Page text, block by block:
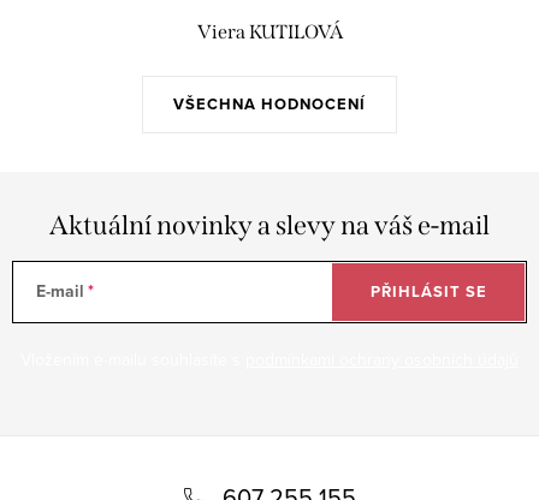
VŠECHNA HODNOCENÍ
Viera KUTILOVÁ
Aktuální novinky a slevy na váš e-mail
E-mail PŘIHLÁSIT SE